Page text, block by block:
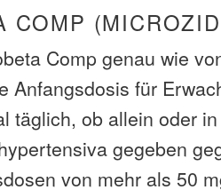
COMP
Comp genau wie
Anfangsdosis für
täglich, ob allein oder
gegeben
von mehr als 50